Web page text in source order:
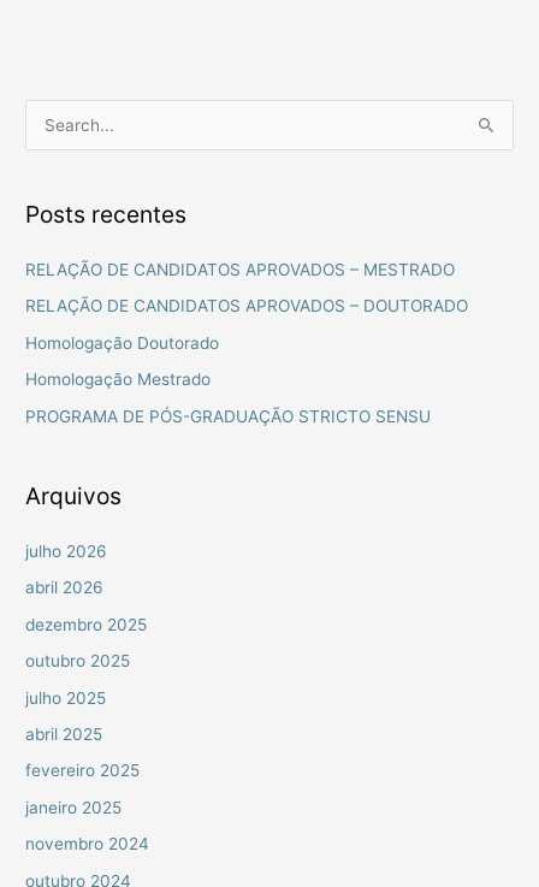
q
u
r
p
r
Posts recentes
RELAÇÃO DE CANDIDATOS APROVADOS – MESTRADO
RELAÇÃO DE CANDIDATOS APROVADOS – DOUTORADO
Homologação Doutorado
Homologação Mestrado
PROGRAMA DE PÓS-GRADUAÇÃO STRICTO SENSU
Arquivos
julho 2026
abril 2026
dezembro 2025
outubro 2025
julho 2025
abril 2025
fevereiro 2025
janeiro 2025
novembro 2024
outubro 2024